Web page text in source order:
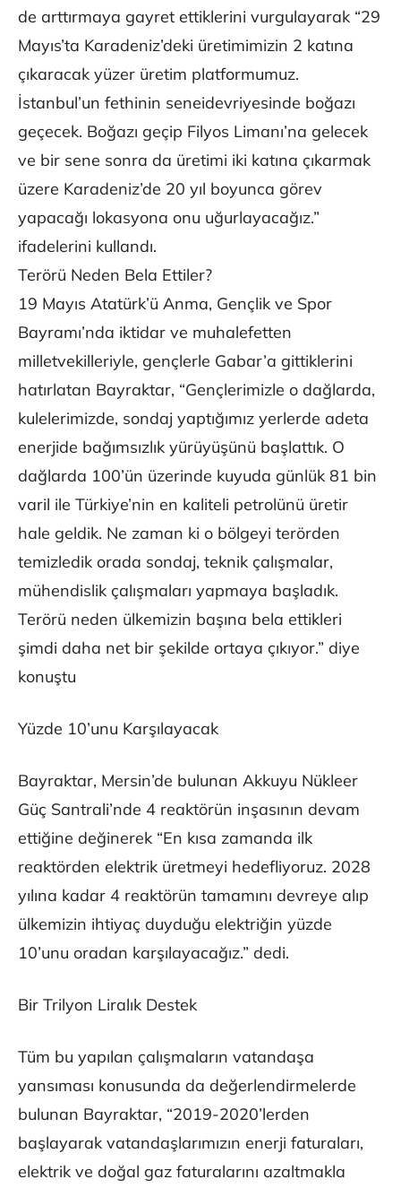
de arttırmaya gayret ettiklerini vurgulayarak “29
Mayıs’ta Karadeniz’deki üretimimizin 2 katına
çıkaracak yüzer üretim platformumuz.
İstanbul’un fethinin seneidevriyesinde boğazı
geçecek. Boğazı geçip Filyos Limanı’na gelecek
ve bir sene sonra da üretimi iki katına çıkarmak
üzere Karadeniz’de 20 yıl boyunca görev
yapacağı lokasyona onu uğurlayacağız.”
ifadelerini kullandı.
Terörü Neden Bela Ettiler?
19 Mayıs Atatürk’ü Anma, Gençlik ve Spor
Bayramı’nda iktidar ve muhalefetten
milletvekilleriyle, gençlerle Gabar’a gittiklerini
hatırlatan Bayraktar, “Gençlerimizle o dağlarda,
kulelerimizde, sondaj yaptığımız yerlerde adeta
enerjide bağımsızlık yürüyüşünü başlattık. O
dağlarda 100’ün üzerinde kuyuda günlük 81 bin
varil ile Türkiye’nin en kaliteli petrolünü üretir
hale geldik. Ne zaman ki o bölgeyi terörden
temizledik orada sondaj, teknik çalışmalar,
mühendislik çalışmaları yapmaya başladık.
Terörü neden ülkemizin başına bela ettikleri
şimdi daha net bir şekilde ortaya çıkıyor.” diye
konuştu
Yüzde 10’unu Karşılayacak
Bayraktar, Mersin’de bulunan Akkuyu Nükleer
Güç Santrali’nde 4 reaktörün inşasının devam
ettiğine değinerek “En kısa zamanda ilk
reaktörden elektrik üretmeyi hedefliyoruz. 2028
yılına kadar 4 reaktörün tamamını devreye alıp
ülkemizin ihtiyaç duyduğu elektriğin yüzde
10’unu oradan karşılayacağız.” dedi.
Bir Trilyon Liralık Destek
Tüm bu yapılan çalışmaların vatandaşa
yansıması konusunda da değerlendirmelerde
bulunan Bayraktar, “2019-2020’lerden
başlayarak vatandaşlarımızın enerji faturaları,
elektrik ve doğal gaz faturalarını azaltmakla